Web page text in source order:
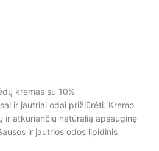
kremas su 10%
ir jautriai odai prižiūrėti. Kremo
ir atkuriančių natūralią apsauginę
ir jautrios odos lipidinis